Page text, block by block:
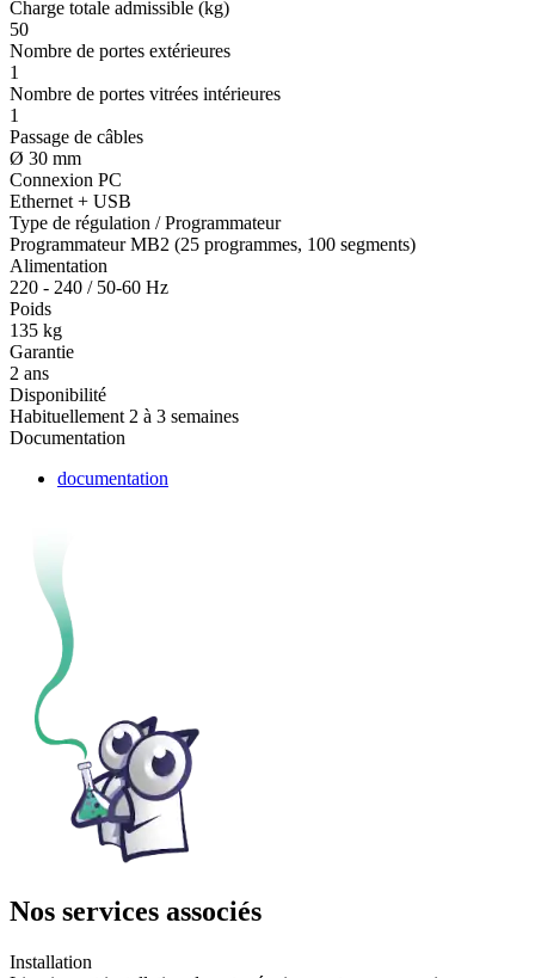
Charge totale admissible (kg)
50
Nombre de portes extérieures
1
Nombre de portes vitrées intérieures
1
Passage de câbles
Ø 30 mm
Connexion PC
Ethernet + USB
Type de régulation / Programmateur
Programmateur MB2 (25 programmes, 100 segments)
Alimentation
220 - 240 / 50-60 Hz
Poids
135 kg
Garantie
2 ans
Disponibilité
Habituellement 2 à 3 semaines
Documentation
documentation
Nos services associés
Installation